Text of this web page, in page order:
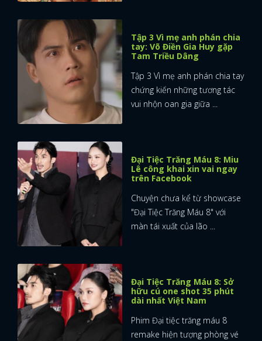
Tập 3 Vì mẹ anh phán chia
tay: Võ Điền Gia Huy gặp
Tam Triều Dâng
Tập 3 Vì mẹ anh phán chia tay
chứng kiến những tương tác
vui nhộn oan gia giữa ...
Đại Tiệc Trăng Máu 8: Miu
Lê công khai xin vai ngay
trên Facebook
Chuyện chưa kể từ showcase
"Đại Tiệc Trăng Máu 8" với
màn tái xuất của lão ...
Đại Tiệc Trăng Máu 8: Sở
hữu cú one shot 35 phút
dài nhất Việt Nam
Phim Đại tiệc trăng máu 8
remake hiện tượng phòng vé